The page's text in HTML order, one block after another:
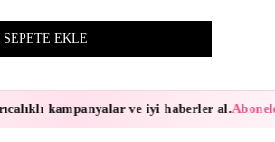
kampanyalar ve iyi haberler al.